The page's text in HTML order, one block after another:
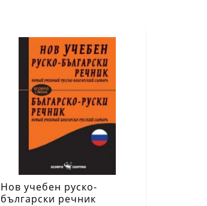
Нов учебен руско-
български речник